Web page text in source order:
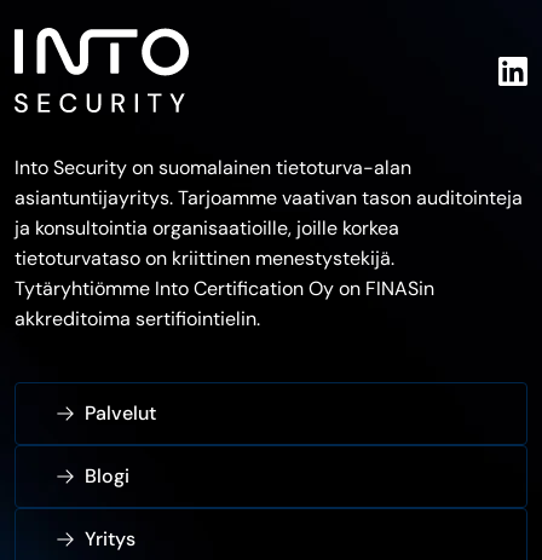
Into Security on suomalainen tietoturva-alan
asiantuntijayritys. Tarjoamme vaativan tason auditointeja
ja konsultointia organisaatioille, joille korkea
tietoturvataso on kriittinen menestystekijä.
Tytäryhtiömme Into Certification Oy on FINASin
akkreditoima sertifiointielin.
Palvelut
Blogi
Yritys